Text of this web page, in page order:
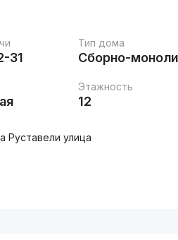
31
Тип дома
Этажность
12
Руставели улица